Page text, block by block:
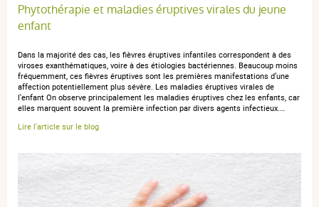
Phytothérapie et maladies éruptives virales du jeune
enfant
Dans la majorité des cas, les fièvres éruptives infantiles correspondent à des
viroses exanthématiques, voire à des étiologies bactériennes. Beaucoup moins
fréquemment, ces fièvres éruptives sont les premières manifestations d’une
affection potentiellement plus sévère. Les maladies éruptives virales de
l'enfant On observe principalement les maladies éruptives chez les enfants, car
elles marquent souvent la première infection par divers agents infectieux.…
Lire l'article sur le blog